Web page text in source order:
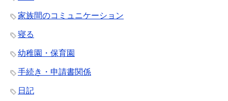
家族間のコミュニケーション
寝る
幼稚園・保育園
手続き・申請書関係
日記